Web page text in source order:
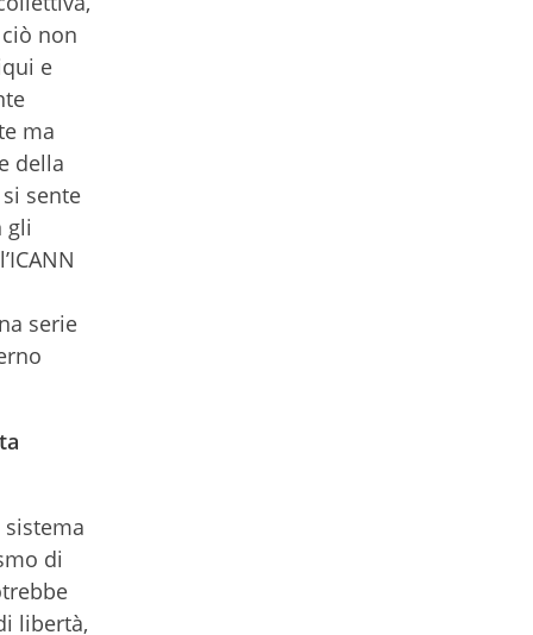
non
e
ma
della
sente
gli
serie
di
libertà,